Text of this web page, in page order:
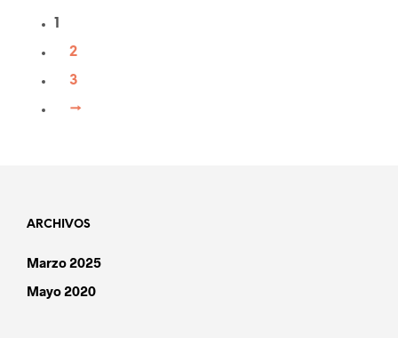
1
2
3
→
ARCHIVOS
Marzo 2025
Mayo 2020